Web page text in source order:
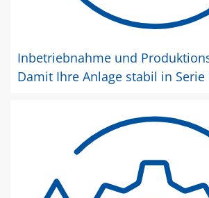
Inbetriebnahme und
Damit Ihre Anlage stabil in